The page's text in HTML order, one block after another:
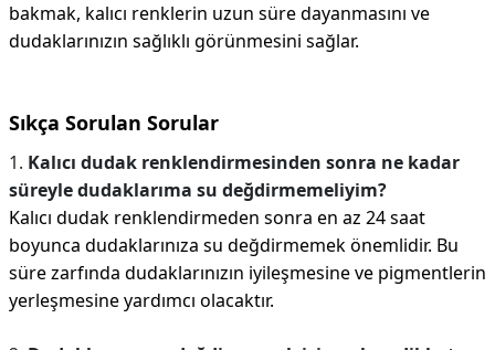
bakmak, kalıcı renklerin uzun süre dayanmasını ve
dudaklarınızın sağlıklı görünmesini sağlar.
Sıkça Sorulan Sorular
1. Kalıcı dudak renklendirmesinden sonra ne kadar
süreyle dudaklarıma su değdirmemeliyim?
Kalıcı dudak renklendirmeden sonra en az 24 saat
boyunca dudaklarınıza su değdirmemek önemlidir. Bu
süre zarfında dudaklarınızın iyileşmesine ve pigmentlerin
yerleşmesine yardımcı olacaktır.